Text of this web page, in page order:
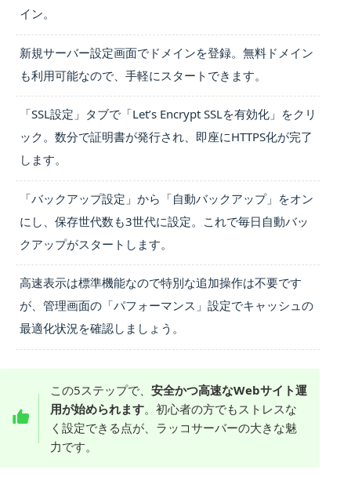
イン。
新規サーバー設定画面でドメインを登録。無料ドメイン
も利用可能なので、手軽にスタートできます。
「SSL設定」タブで「Let’s Encrypt SSLを有効化」をクリ
ック。数分で証明書が発行され、即座にHTTPS化が完了
します。
「バックアップ設定」から「自動バックアップ」をオン
にし、保存世代数も3世代に設定。これで毎日自動バッ
クアップがスタートします。
高速表示は標準機能なので特別な追加操作は不要です
が、管理画面の「パフォーマンス」設定でキャッシュの
最適化状況を確認しましょう。
この5ステップで、 安全かつ高速なWebサイト運
用が始められます。初心者の方でもストレスな
く設定できる点が、ラッコサーバーの大きな魅
力です。